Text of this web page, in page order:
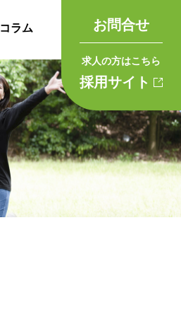
コラム お問合せ
求人の方はこちら
採用サイト